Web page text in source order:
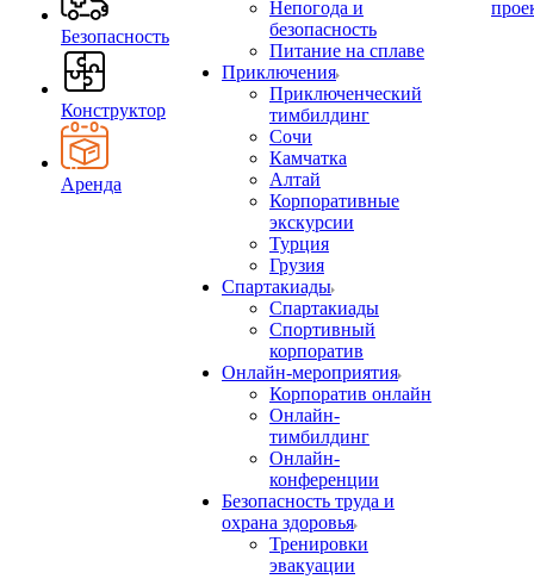
Безопасность
Конструктор
Аренда
Непогода и
безопасность
Питание на сплаве
Приключения
Приключенческий
тимбилдинг
Сочи
Камчатка
Алтай
Корпоративные
экскурсии
Турция
Грузия
Спартакиады
Спартакиады
Спортивный
корпоратив
Онлайн-мероприятия
Корпоратив онлайн
Онлайн-
тимбилдинг
Онлайн-
конференции
Безопасность труда и
охрана здоровья
Тренировки
эвакуации